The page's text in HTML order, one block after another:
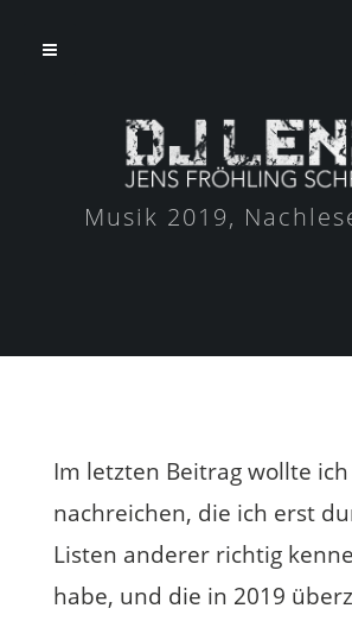
Musik 2019,
Im letzten Beitrag wollte
nachreichen, die ich erst
Listen anderer richtig
habe, und die in 2019